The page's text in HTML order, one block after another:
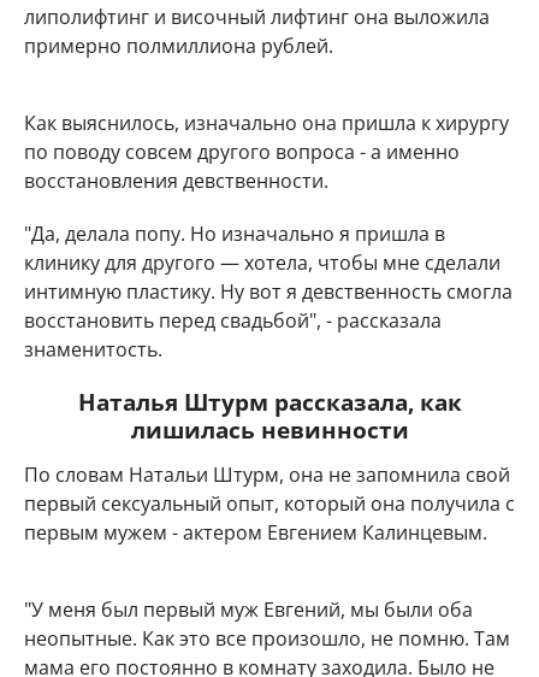
липолифтинг и височный лифтинг она выложила
примерно полмиллиона рублей.
Как выяснилось, изначально она пришла к хирургу
по поводу совсем другого вопроса - а именно
восстановления девственности.
"Да, делала попу. Но изначально я пришла в
клинику для другого — хотела, чтобы мне сделали
интимную пластику. Ну вот я девственность смогла
восстановить перед свадьбой", - рассказала
знаменитость.
Наталья Штурм рассказала, как
лишилась невинности
По словам Натальи Штурм, она не запомнила свой
первый сексуальный опыт, который она получила с
первым мужем - актером Евгением Калинцевым.
"У меня был первый муж Евгений, мы были оба
неопытные. Как это все произошло, не помню. Там
мама его постоянно в комнату заходила. Было не